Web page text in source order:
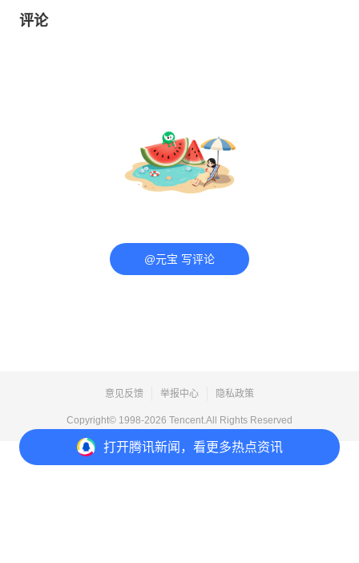
打开腾讯新闻，看更多热点资讯
评论
@元宝 写评论
意见反馈 举报中心 隐私政策
Copyright© 1998-2026 Tencent.All Rights Reserved